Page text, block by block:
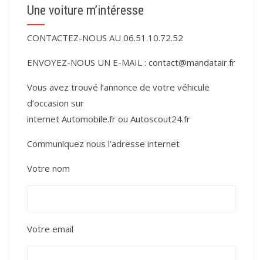
Une voiture m’intéresse
CONTACTEZ-NOUS AU 06.51.10.72.52
ENVOYEZ-NOUS UN E-MAIL : contact@mandatair.fr
Vous avez trouvé l’annonce de votre véhicule
d’occasion sur
internet Automobile.fr ou Autoscout24.fr
Communiquez nous l’adresse internet
Votre nom
Votre email